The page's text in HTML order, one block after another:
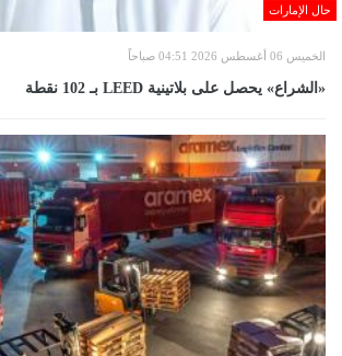
حال الإمارات
الخميس 06 أغسطس 2026 04:51 صباحاً
«الشراع» يحصل على بلاتينية LEED بـ 102 نقطة